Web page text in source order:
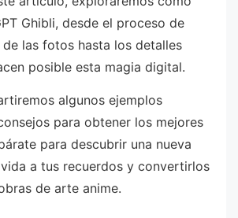
Ghibli, desde el proceso de
las fotos hasta los detalles
posible esta magia digital.
algunos ejemplos
para obtener los mejores
para descubrir una nueva
a tus recuerdos y convertirlos
de arte anime.